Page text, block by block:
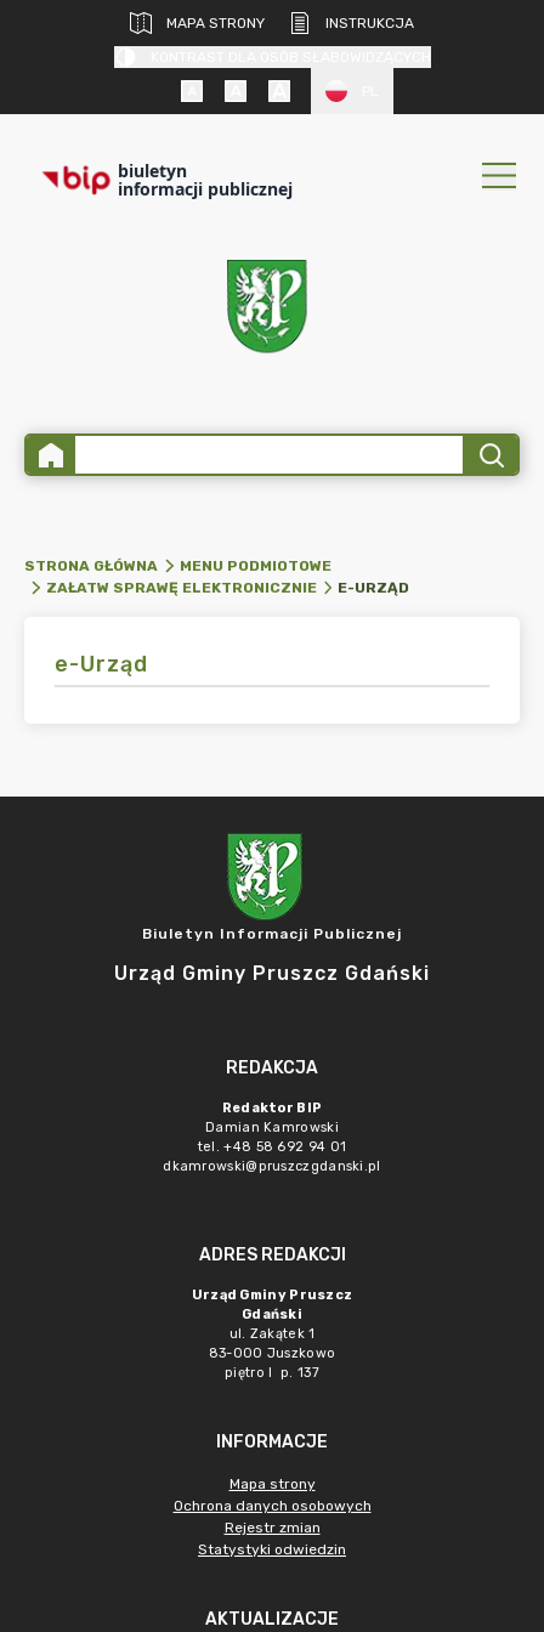
MAPA STRONY
INSTRUKCJA
biuletyn
informacji publicznej
STRONA GŁÓWNA
MENU PODMIOTOWE
ZAŁATW SPRAWĘ ELEKTRONICZNIE
E-URZĄD
e-Urząd
Biuletyn Informacji Publicznej
Urząd Gminy Pruszcz Gdański
REDAKCJA
Redaktor BIP
Damian Kamrowski
tel. +48 58 692 94 01
dkamrowski@pruszczgdanski.pl
ADRES REDAKCJI
Urząd Gminy Pruszcz
Gdański
ul. Zakątek 1
83-000 Juszkowo
piętro I p. 137
INFORMACJE
Mapa strony
Ochrona danych osobowych
Rejestr zmian
Statystyki odwiedzin
AKTUALIZACJE